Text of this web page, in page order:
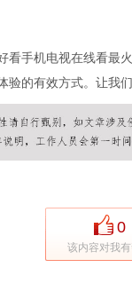
看手机电视在线看最
验的有效方式。让我
0
该内容对我